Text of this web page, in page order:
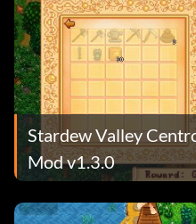
Stardew Valley
Mod v1.3.0